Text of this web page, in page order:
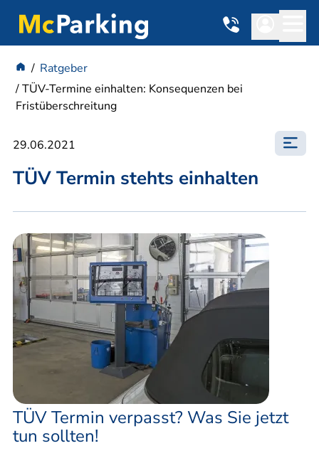
Ratgeber
TÜV-Termine einhalten: Konsequenzen bei
Fristüberschreitung
29.06.2021
TÜV Termin stehts einhalten
TÜV Termin verpasst? Was Sie jetzt
tun sollten!